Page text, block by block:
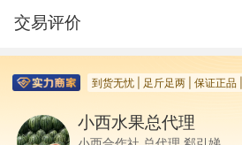
交易评价
到货无忧 | 足斤足两 | 保证正
小西水果总代理